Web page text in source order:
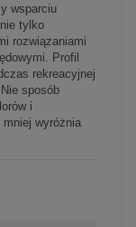
wsparciu
tylko
rozwiązaniami
Profil
rekreacyjnej
sposób
i
wyróżnia